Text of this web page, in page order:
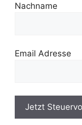
Nachname
Email Adresse